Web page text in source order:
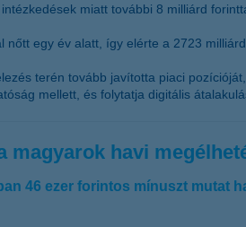
miatt további 8 milliárd
nőtt egy év alatt, így elérte a 2723
terén tovább javította piaci
mellett, és folytatja digitális
magyarok havi
46 ezer forintos mínuszt mutat